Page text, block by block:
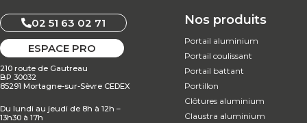
02 51 63 02 71
ESPACE PRO
210 route de Gautreau
BP 30032
85291 Mortagne-sur-Sèvre CEDEX
Du lundi au jeudi de 8h à 12h –
13h30 à 17h
Nos produits
Portail aluminium
Portail coulissant
Portail battant
Portillon
Clôtures aluminium
Claustra aluminium